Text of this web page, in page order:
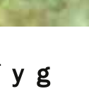
ｇ